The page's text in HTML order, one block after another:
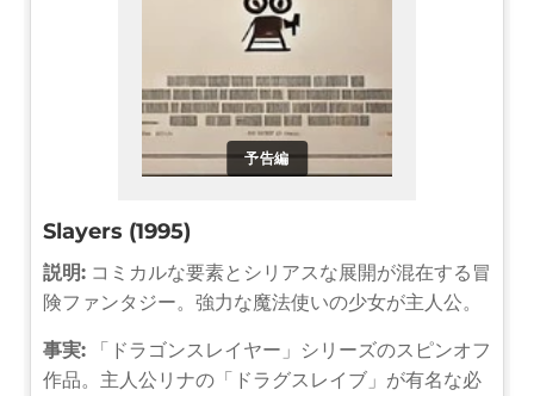
予告編
Slayers (1995)
説明: コミカルな要素とシリアスな展開が混在する冒
険ファンタジー。強力な魔法使いの少女が主人公。
事実: 「ドラゴンスレイヤー」シリーズのスピンオフ
作品。主人公リナの「ドラグスレイブ」が有名な必